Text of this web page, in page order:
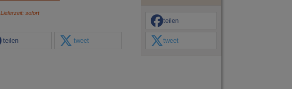
Lieferzeit: sofort
teilen tweet
teilen
tweet